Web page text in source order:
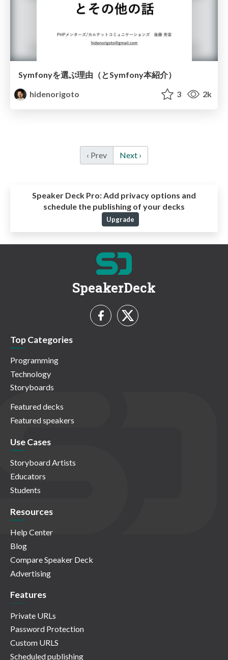
Symfonyを選ぶ理由（とSymfony本紹介）
hidenorigoto
3 2k
‹ Prev Next ›
Speaker Deck Pro:Add privacy options and
schedule the publishing of your decks
Upgrade
SpeakerDeck
Top Categories
Programming
Technology
Storyboards
Featured decks
Featured speakers
Use Cases
Storyboard Artists
Educators
Students
Resources
Help Center
Blog
Compare Speaker Deck
Advertising
Features
Private URLs
Password Protection
Custom URLS
Scheduled publishing